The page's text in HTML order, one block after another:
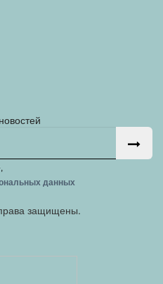
данных
защищены.